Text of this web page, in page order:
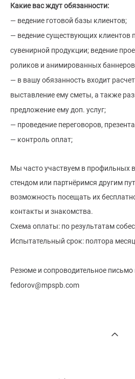
Какие вас ждут обязанности:
— ведение готовой базы клиентов;
— ведение существующих клиентов
сувенирной продукции; ведение
роликов и анимированных
— в вашу обязанность входит
выставление ему сметы, а также
предложение ему доп. услуг;
— проведение переговоров,
— контроль оплат;
Мы часто участвуем в профильных
стендом или партнёримся другим
возможность посещать их
контакты и знакомства.
Схема оплаты: по результатам
Испытательный срок: полтора
Резюме и сопроводительное
fedorov@mpspb.com